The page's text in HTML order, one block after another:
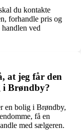
du kontakte
forhandle pris og
ved
at jeg får den
i Brøndby?
en bolig i Brøndby,
få en
med sælgeren.